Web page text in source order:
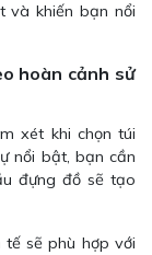
và khiến bạn nổi
hoàn cảnh sử
xét khi chọn túi
nổi bật, bạn cần
đựng đồ sẽ tạo
sẽ phù hợp với